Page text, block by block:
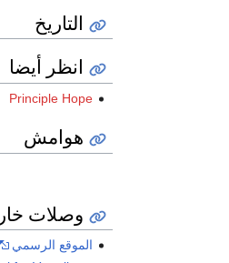
التاريخ
انظر أيضا
Principle Hope
هوامش
وصلات
الموقع الرسمي